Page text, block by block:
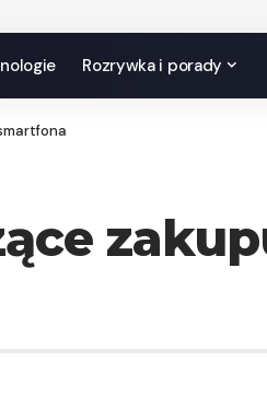
Rozrywka i porady